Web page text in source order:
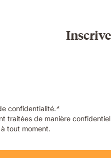
confidentialité.*
traitées de manière
tout moment.